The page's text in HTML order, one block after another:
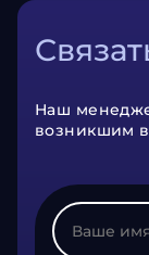
Наш
возникшим